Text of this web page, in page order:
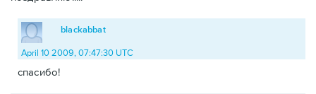
blackabbat
April 10 2009, 07:47:30 UTC
спасибо!